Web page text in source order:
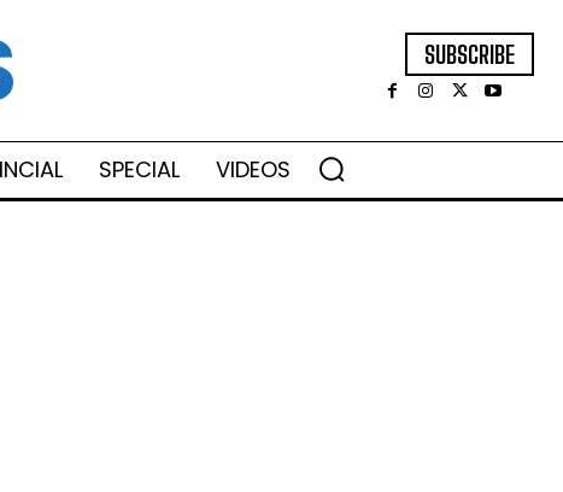
SUBSCRIBE
SPECIAL VIDEOS